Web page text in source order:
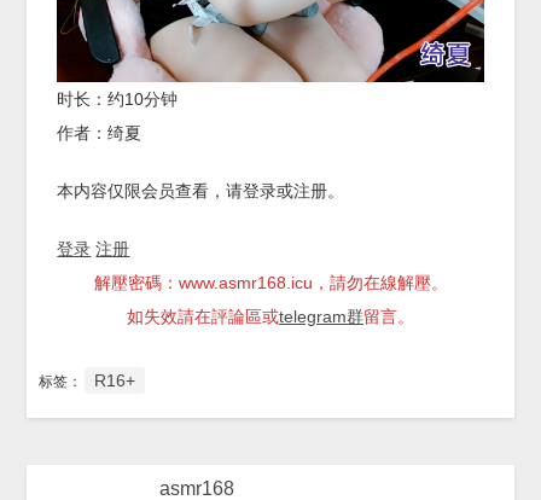
时长：约10分钟
作者：绮夏
本内容仅限会员查看，请登录或注册。
登录 注册
解壓密碼：www.asmr168.icu，請勿在線解壓。
如失效請在評論區或telegram群留言。
标签： R16+
asmr168